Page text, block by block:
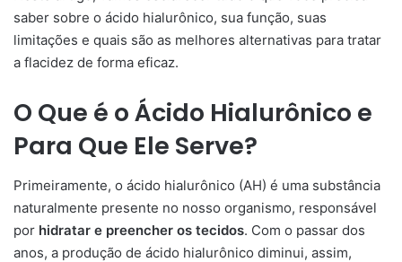
saber sobre o ácido hialurônico, sua função, suas
limitações e quais são as melhores alternativas para tratar
a flacidez de forma eficaz.
O Que é o Ácido Hialurônico e
Para Que Ele Serve?
Primeiramente, o ácido hialurônico (AH) é uma substância
naturalmente presente no nosso organismo, responsável
por hidratar e preencher os tecidos. Com o passar dos
anos, a produção de ácido hialurônico diminui, assim,